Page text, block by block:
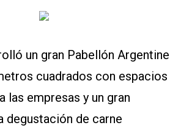
un gran Pabellón Argentine
cuadrados con espacios
las empresas y un gran
degustación de carne